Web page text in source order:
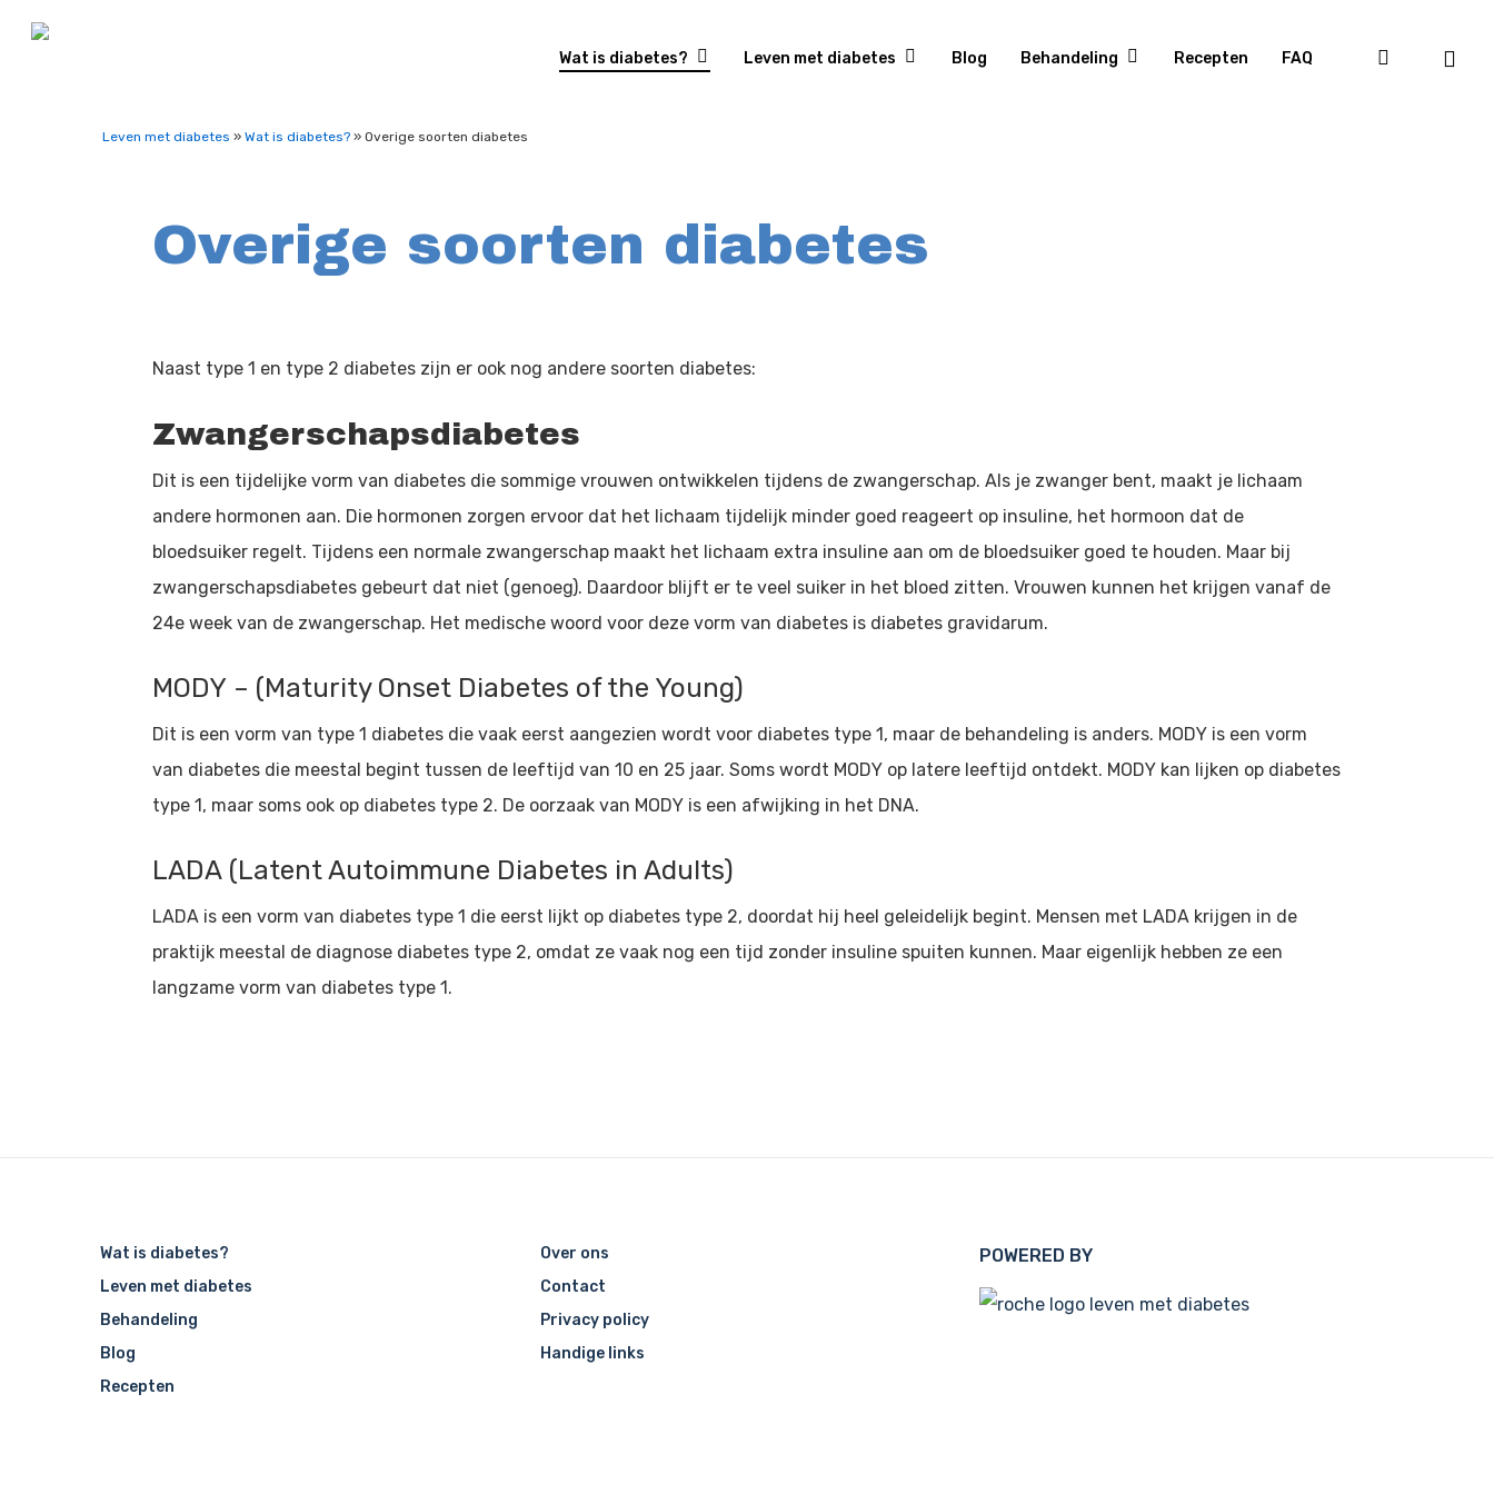
Wat is diabetes? Leven met diabetes Blog Behandeling Recepten FAQ
Leven met diabetes » Wat is diabetes? » Overige soorten diabetes
Overige soorten diabetes
Naast type 1 en type 2 diabetes zijn er ook nog andere soorten diabetes:
Zwangerschapsdiabetes
Dit is een tijdelijke vorm van diabetes die sommige vrouwen ontwikkelen tijdens de zwangerschap. Als je zwanger bent, maakt je lichaam
andere hormonen aan. Die hormonen zorgen ervoor dat het lichaam tijdelijk minder goed reageert op insuline, het hormoon dat de
bloedsuiker regelt. Tijdens een normale zwangerschap maakt het lichaam extra insuline aan om de bloedsuiker goed te houden. Maar bij
zwangerschapsdiabetes gebeurt dat niet (genoeg). Daardoor blijft er te veel suiker in het bloed zitten. Vrouwen kunnen het krijgen vanaf de
24e week van de zwangerschap. Het medische woord voor deze vorm van diabetes is diabetes gravidarum.
MODY – (Maturity Onset Diabetes of the Young)
Dit is een vorm van type 1 diabetes die vaak eerst aangezien wordt voor diabetes type 1, maar de behandeling is anders. MODY is een vorm
van diabetes die meestal begint tussen de leeftijd van 10 en 25 jaar. Soms wordt MODY op latere leeftijd ontdekt. MODY kan lijken op diabetes
type 1, maar soms ook op diabetes type 2. De oorzaak van MODY is een afwijking in het DNA.
LADA (Latent Autoimmune Diabetes in Adults)
LADA is een vorm van diabetes type 1 die eerst lijkt op diabetes type 2, doordat hij heel geleidelijk begint. Mensen met LADA krijgen in de
praktijk meestal de diagnose diabetes type 2, omdat ze vaak nog een tijd zonder insuline spuiten kunnen. Maar eigenlijk hebben ze een
langzame vorm van diabetes type 1.
Wat is diabetes?
Leven met diabetes
Behandeling
Blog
Recepten
Over ons
Contact
Privacy policy
Handige links
POWERED BY